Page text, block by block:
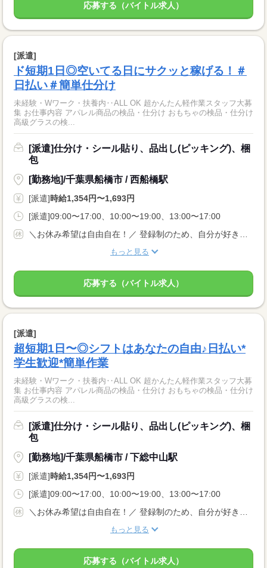
応募する（バイトル求人）
[派遣]
ド短期1日◎空いてる日にサクッと稼げる！＃
日払い＃簡単仕分け
未経験・Wワーク・扶養内‥ALL OK 超かんたん軽作業スタッフ大募
集 お仕事内容 アパレル商品の検品・仕分け おもちゃの検品・仕分け
高級グラスの検...
[派遣]仕分け・シール貼り、品出し(ピッキング)、梱
包
[勤務地]/千葉県船橋市 / 西船橋駅
[派遣]時給1,354円〜1,693円
[派遣]09:00〜17:00、10:00〜19:00、13:00〜17:00
もっと見る
応募する（バイトル求人）
[派遣]
超短期1日〜◎シフトはあなたの自由♪日払い*
学生歓迎*簡単作業
未経験・Wワーク・扶養内‥ALL OK 超かんたん軽作業スタッフ大募
集 お仕事内容 アパレル商品の検品・仕分け おもちゃの検品・仕分け
高級グラスの検...
[派遣]仕分け・シール貼り、品出し(ピッキング)、梱
包
[勤務地]/千葉県船橋市 / 下総中山駅
[派遣]時給1,354円〜1,693円
[派遣]09:00〜17:00、10:00〜19:00、13:00〜17:00
もっと見る
応募する（バイトル求人）